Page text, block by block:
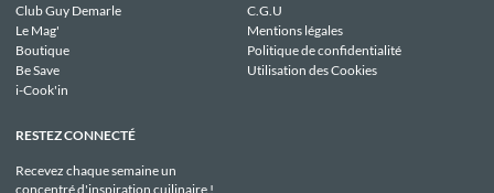
Club Guy Demarle
Le Mag'
Boutique
Be Save
i-Cook'in
C.G.U
Mentions légales
Politique de confidentialité
Utilisation des Cookies
RESTEZ CONNECTÉ
Recevez chaque semaine un
concentré d'inspiration cuilinaire !